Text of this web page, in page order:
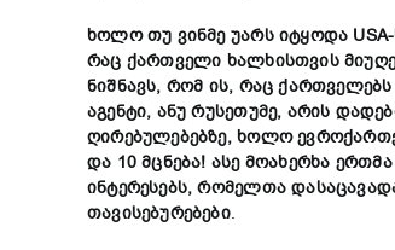
ხოლოთუ ვინმე უარს იტყოდა USA-
რაც ქართველი ხალხისთვის
ნიშნავს, რომ ის, რაცქართველებს
აგენტი, ანურუსეთუმე, არის
ღირებულებებზე,ხოლო
და 10მცნება! ასე მოახერხა ერთმა
ინტერესებს, რომელთა
თავისებურებები.